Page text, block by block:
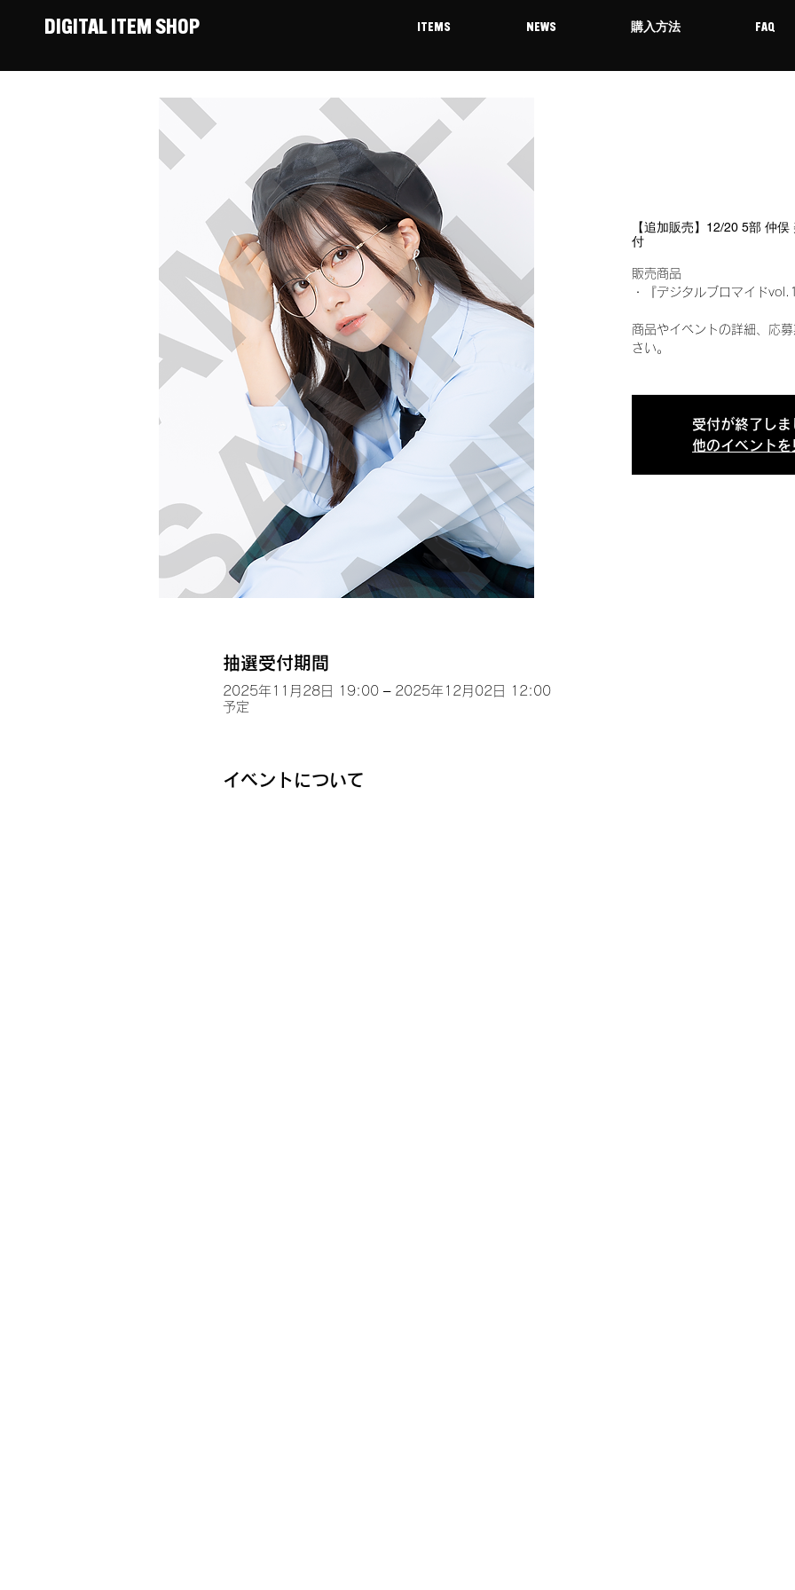
DIGITAL ITEM SHOP ITEMS NEWS 購入方法 FAQ
【追加販売】12/20 5部 仲
付
販売商品
・『デジタルブロマイド
商品やイベントの詳細、応
さい。
受付が終了しま
他のイベントを
抽選受付期間
2025年11月28日 19:00 – 2025年12月02日 12:00
予定
イベントについて